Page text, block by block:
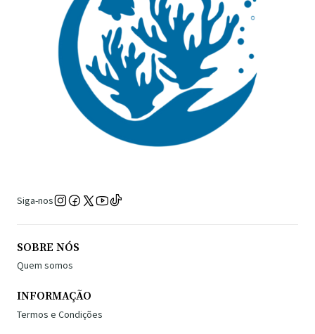
Siga-nos
SOBRE NÓS
Quem somos
INFORMAÇÃO
Termos e Condições